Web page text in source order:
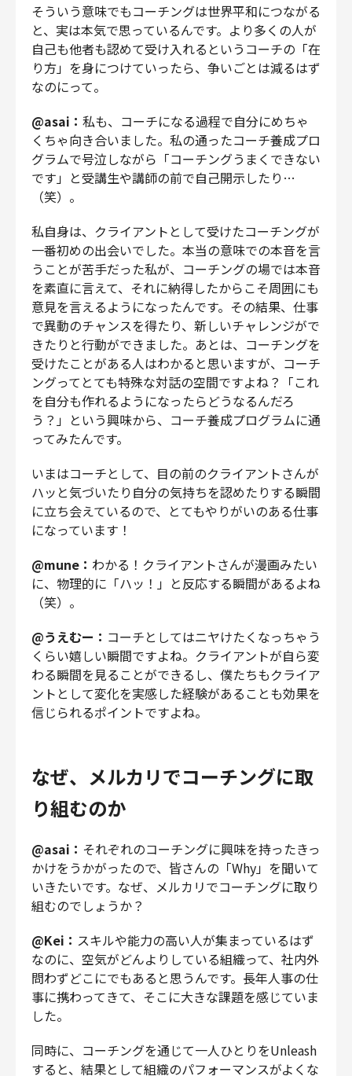
そういう意味でもコーチングは世界平和につながる
と、実は本気で思っているんです。より多くの人が
自己も他者も認めて受け入れるというコーチの「在
り方」を身につけていったら、争いごとは減るはず
なのにって。
@asai： 私も、コーチになる過程で自分にめちゃ
くちゃ向き合いました。私の通ったコーチ養成プロ
グラムで号泣しながら「コーチングうまくできない
です」と受講生や講師の前で自己開示したり…
（笑）。
私自身は、クライアントとして受けたコーチングが
一番初めの出会いでした。本当の意味での本音を言
うことが苦手だった私が、コーチングの場では本音
を素直に言えて、それに納得したからこそ周囲にも
意見を言えるようになったんです。その結果、仕事
で異動のチャンスを得たり、新しいチャレンジがで
きたりと行動ができました。あとは、コーチングを
受けたことがある人はわかると思いますが、コーチ
ングってとても特殊な対話の空間ですよね？「これ
を自分も作れるようになったらどうなるんだろ
う？」という興味から、コーチ養成プログラムに通
ってみたんです。
いまはコーチとして、目の前のクライアントさんが
ハッと気づいたり自分の気持ちを認めたりする瞬間
に立ち会えているので、とてもやりがいのある仕事
になっています！
@mune： わかる！クライアントさんが漫画みたい
に、物理的に「ハッ！」と反応する瞬間があるよね
（笑）。
@うえむー： コーチとしてはニヤけたくなっちゃう
くらい嬉しい瞬間ですよね。クライアントが自ら変
わる瞬間を見ることができるし、僕たちもクライア
ントとして変化を実感した経験があることも効果を
信じられるポイントですよね。
なぜ、メルカリでコーチングに取
り組むのか
@asai： それぞれのコーチングに興味を持ったきっ
かけをうかがったので、皆さんの「Why」を聞いて
いきたいです。なぜ、メルカリでコーチングに取り
組むのでしょうか？
@Kei： スキルや能力の高い人が集まっているはず
なのに、空気がどんよりしている組織って、社内外
問わずどこにでもあると思うんです。長年人事の仕
事に携わってきて、そこに大きな課題を感じていま
した。
同時に、コーチングを通じて一人ひとりをUnleash
すると、結果として組織のパフォーマンスがよくな